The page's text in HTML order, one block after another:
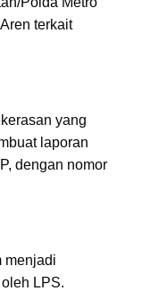
terkait
yang
laporan
dengan nomor
menjadi
LPS.